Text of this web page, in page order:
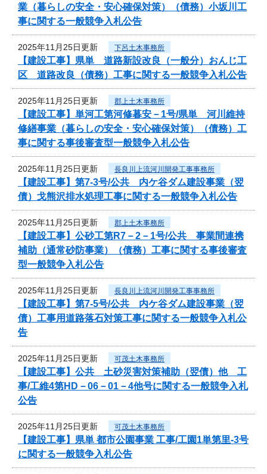
業（暮らしの安全・安心確保対策）（債務）小坂川工
事に関する一般競争入札公告
2025年11月25日更新 下呂土木事務所
【建設工事】県単 道路新設改良（一般分）おんじ工
区 道路改良（債務）工事に関する一般競争入札公告
2025年11月25日更新 郡上土木事務所
【建設工事】単河工第河修暮安－1号/県単 河川維持
修繕事業（暮らしの安全・安心確保対策）（債務）工
事に関する事後審査型一般競争入札公告
2025年11月25日更新 長良川上流河川開発工事事務所
【建設工事】第7-3号/公共 内ケ谷ダム建設事業（翌
債）戈熊沢排水処理工事に関する一般競争入札公告
2025年11月25日更新 郡上土木事務所
【建設工事】公砂工第R7－2－1号/公共 事業間連携
補助（通常砂防事業）（債務）工事に関する事後審査
型一般競争入札公告
2025年11月25日更新 長良川上流河川開発工事事務所
【建設工事】第7-5号/公共 内ケ谷ダム建設事業（翌
債）工事用道路落石対策工事に関する一般競争入札公
告
2025年11月25日更新 可茂土木事務所
【建設工事】公共 土砂災害対策補助（翌債）他 工
事/工維4第HD－06－01－4他号に関する一般競争入札
公告
2025年11月25日更新 可茂土木事務所
【建設工事】県単 都市公園事業 工事/工園1単第里-3号
に関する一般競争入札公告